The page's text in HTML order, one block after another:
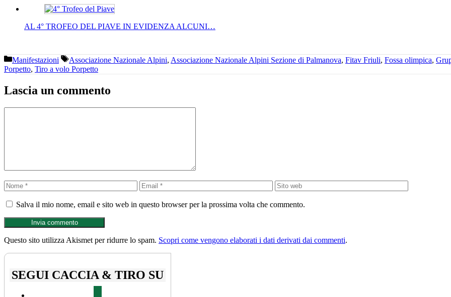
AL 4° TROFEO DEL PIAVE IN EVIDENZA ALCUNI…
Categorie
Manifestazioni Tag
Associazione Nazionale Alpini, Associazione Nazionale Alpini Sezione di Palmanova, Fitav Friuli, Fossa olimpica,
Porpetto, Tiro a volo Porpetto
Lascia un commento
Nome Email Sito web
Salva il mio nome, email e sito web in questo browser per la prossima volta che commento.
Questo sito utilizza Akismet per ridurre lo spam. Scopri come vengono elaborati i dati derivati dai commenti.
SEGUI CACCIA & TIRO SU